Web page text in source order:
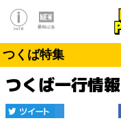
つくば特集
つくば一行情報